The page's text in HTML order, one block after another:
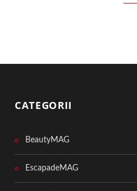
CATEGORII
BeautyMAG
EscapadeMAG